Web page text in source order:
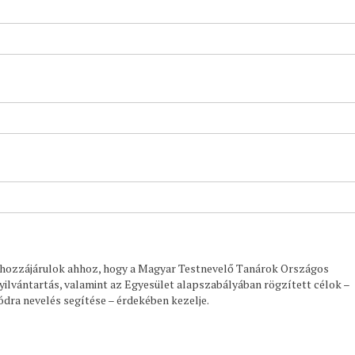
ahhoz, hogy a Magyar Testnevelő Tanárok Országos
valamint az Egyesület alapszabályában rögzített célok –
nevelés segítése – érdekében kezelje.